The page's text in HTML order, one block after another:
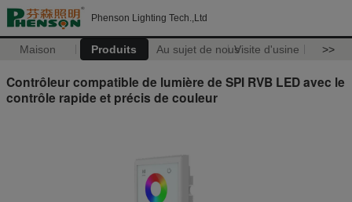
Phenson Lighting Tech.,Ltd
Maison Produits Au sujet de nousVisite d'usine >>
Contrôleur compatible de lumière de SPI RVB LED avec le
contrôle rapide et précis de couleur